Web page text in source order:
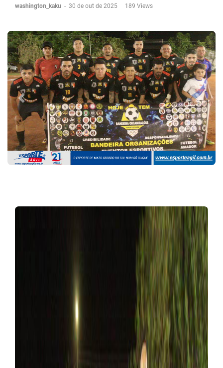
washington_kaku - 30 de out de 2025 189 Views
Previous Next